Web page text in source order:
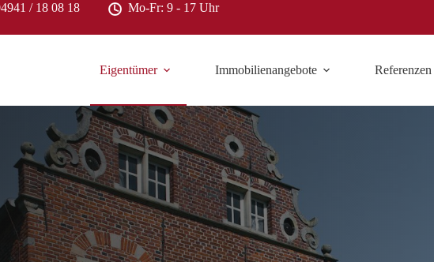
/ 18 08 18 Mo-Fr: 9 - 17 Uhr
Eigentümer Immobilienangebote Referenzen